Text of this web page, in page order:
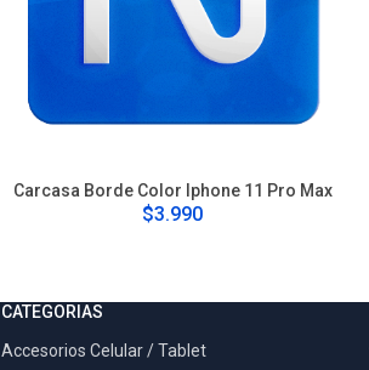
Carcasa Borde Color Iphone 11 Pro Max
$3.990
CATEGORIAS
Accesorios Celular / Tablet